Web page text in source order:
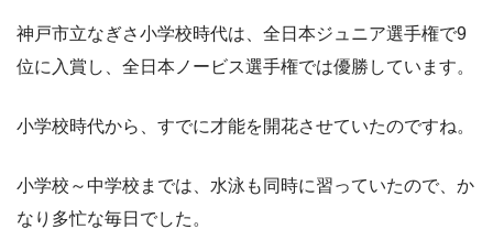
神戸市立なぎさ小学校時代は、全日本ジュニア選手権で9
位に入賞し、全日本ノービス選手権では優勝しています。
小学校時代から、すでに才能を開花させていたのですね。
小学校～中学校までは、水泳も同時に習っていたので、か
なり多忙な毎日でした。